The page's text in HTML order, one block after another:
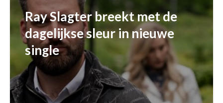
Ray Slagter breekt met de
dagelijkse sleur in nieuwe
single